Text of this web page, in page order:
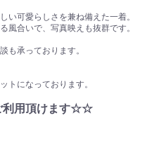
い可愛らしさを兼ね備えた一着。
風合いで、写真映えも抜群です。
も承っております。
トになっております。
利用頂けます☆☆